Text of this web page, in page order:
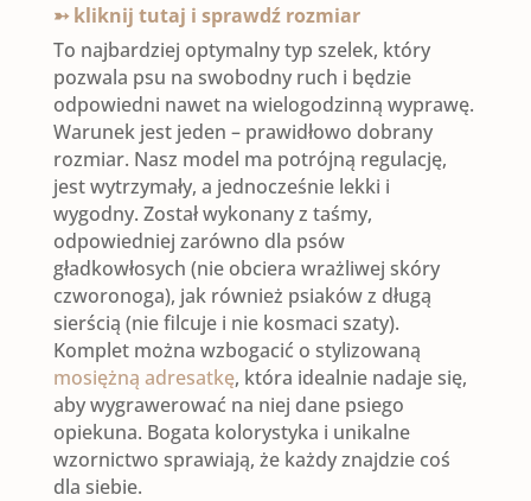
|
ALATYR
(2
kolory)
➳ kliknij tutaj i sprawdź rozmiar
To najbardziej optymalny typ szelek, który
pozwala psu na swobodny ruch i będzie
odpowiedni nawet na wielogodzinną wyprawę.
Warunek jest jeden – prawidłowo dobrany
rozmiar. Nasz model ma potrójną regulację,
jest wytrzymały, a jednocześnie lekki i
wygodny. Został wykonany z taśmy,
odpowiedniej zarówno dla psów
gładkowłosych (nie obciera wrażliwej skóry
czworonoga), jak również psiaków z długą
sierścią (nie filcuje i nie kosmaci szaty).
Komplet można wzbogacić o stylizowaną
mosiężną adresatkę, która idealnie nadaje się,
aby wygrawerować na niej dane psiego
opiekuna. Bogata kolorystyka i unikalne
wzornictwo sprawiają, że każdy znajdzie coś
dla siebie.